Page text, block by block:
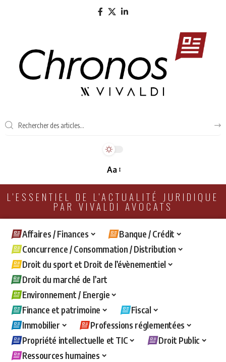
Aa
L'ESSENTIEL DE L'ACTUALITÉ JURIDIQUE
PAR VIVALDI AVOCATS
Affaires / Finances
Banque / Crédit
Concurrence / Consommation / Distribution
Droit du sport et Droit de l’évènementiel
Droit du marché de l’art
Environnement / Energie
Finance et patrimoine
Fiscal
Immobilier
Professions réglementées
Propriété intellectuelle et TIC
Droit Public
Ressources humaines